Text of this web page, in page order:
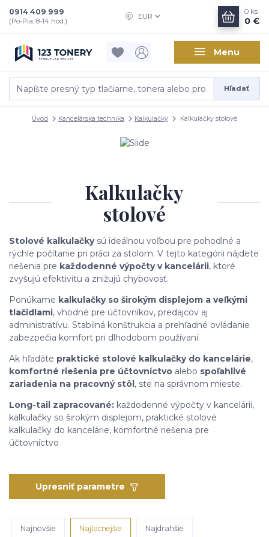
Menu
EUR
Hľadať
0914 409 999
(Po-Pia, 8-14 hod.)
0 ks
0 €
Úvod Kancelárska technika Kalkulačky Kalkulačky stolové
Kalkulačky
stolové
Stolové kalkulačkysú ideálnou voľbou pre pohodlné a
rýchle počítanie pri práci za stolom. V tejto kategórii nájdete
riešenia pre každodenné výpočty v kancelárii, ktoré
zvyšujú efektivitu a znižujú chybovosť.
Ponúkame kalkulačky so širokým displejom a veľkými
tlačidlami, vhodné pre účtovníkov, predajcov aj
administratívu. Stabilná konštrukcia a prehľadné ovládanie
zabezpečia komfort pri dlhodobom používaní.
Ak hľadáte praktické stolové kalkulačky do kancelárie,
komfortné riešenia pre účtovníctvo alebo spoľahlivé
zariadenia na pracovný stôl, ste na správnom mieste.
Long-tail zapracované: každodenné výpočty v kancelárii,
kalkulačky so širokým displejom, praktické stolové
kalkulačky do kancelárie, komfortné riešenia pre
účtovníctvo
Upresniť parametre
Najnovšie Najlacnejšie Najdrahšie